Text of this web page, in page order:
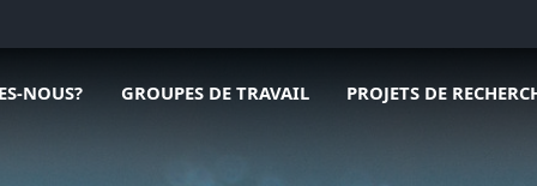
NOUS? GROUPES DE TRAVAIL PROJETS DE